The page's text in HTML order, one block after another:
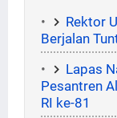
Rektor
Berjalan
Lapas
Pesantren
RI ke-81